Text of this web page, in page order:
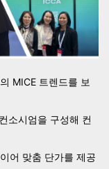
MICE 트렌드를 보
소시엄을 구성해 컨
어 맞춤 단가를 제공